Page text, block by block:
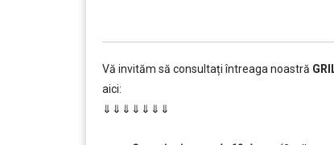
Vă invităm să consultați întreaga noastră
aici:
⇓⇓⇓⇓⇓⇓⇓